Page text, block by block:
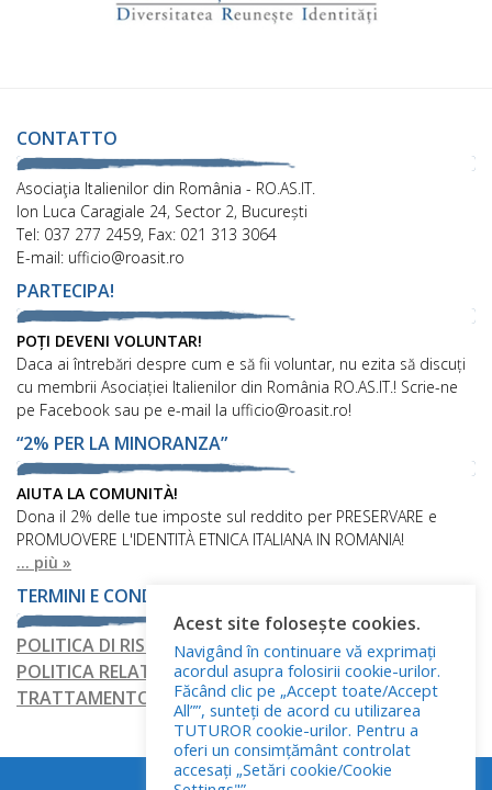
CONTATTO
Asociaţia Italienilor din România - RO.AS.IT.
Ion Luca Caragiale 24, Sector 2, București
Tel: 037 277 2459, Fax: 021 313 3064
E-mail: ufficio@roasit.ro
PARTECIPA!
POȚI DEVENI VOLUNTAR!
Daca ai întrebări despre cum e să fii voluntar, nu ezita să discuți
cu membrii Asociației Italienilor din România RO.AS.IT.! Scrie-ne
pe Facebook sau pe e-mail la ufficio@roasit.ro!
“2% PER LA MINORANZA”
AIUTA LA COMUNITÀ!
Dona il 2% delle tue imposte sul reddito per PRESERVARE e
PROMUOVERE L'IDENTITÀ ETNICA ITALIANA IN ROMANIA!
... più »
TERMINI E CONDIZIONI
POLITICA DI RISERVATEZZA
POLITICA RELATIVA AI FILE COOKIE
TRATTAMENTO DEI DATI PERSONALI
Acest site folosește cookies.
Navigând în continuare vă exprimați
acordul asupra folosirii cookie-urilor.
Făcând clic pe „Accept toate/Accept
All””, sunteți de acord cu utilizarea
TUTUROR cookie-urilor. Pentru a
oferi un consimțământ controlat
accesați „Setări cookie/Cookie